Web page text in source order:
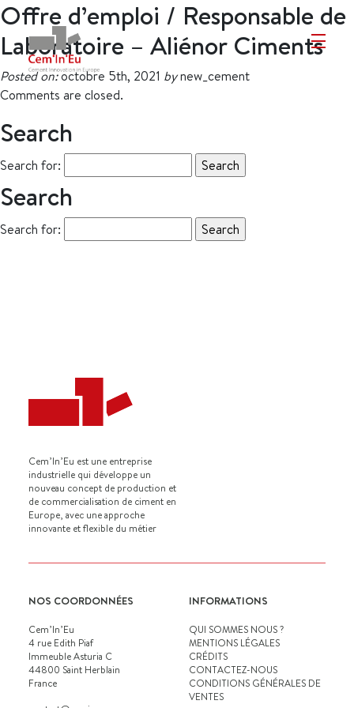
Offre d’emploi / Responsable de
Laboratoire – Aliénor Ciments
Posted on:octobre 5th, 2021 bynew_cement
Comments are closed.
Search
Search for:
Search
Search for:
Cem’In’Eu est une entreprise
industrielle qui développe un
nouveau concept de production et
de commercialisation de ciment en
Europe, avec une approche
innovante et flexible du métier
NOS COORDONNÉES
Cem’In’Eu
4 rue Edith Piaf
Immeuble Asturia C
44800 Saint Herblain
France
INFORMATIONS
QUI SOMMES NOUS ?
MENTIONS LÉGALES
CRÉDITS
CONTACTEZ-NOUS
CONDITIONS GÉNÉRALES DE
VENTES